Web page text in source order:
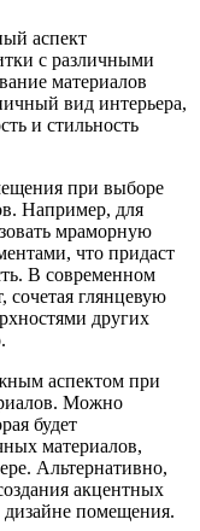
аспект
с различными
материалов
вид интерьера,
и стильность
при выборе
Например, для
мраморную
что придаст
В современном
сочетая глянцевую
других
аспектом при
Можно
будет
материалов,
Альтернативно,
акцентных
дизайне помещения.